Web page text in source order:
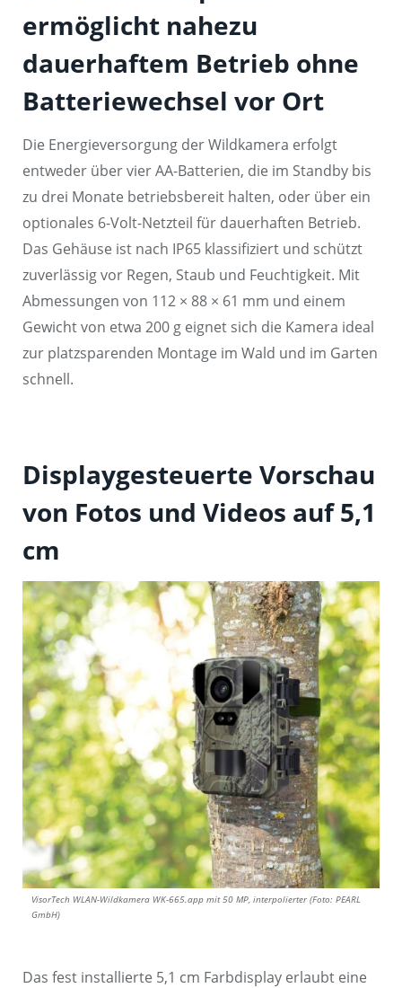
ermöglicht nahezu
dauerhaftem Betrieb ohne
Batteriewechsel vor Ort
Die Energieversorgung der Wildkamera erfolgt
entweder über vier AA-Batterien, die im Standby bis
zu drei Monate betriebsbereit halten, oder über ein
optionales 6-Volt-Netzteil für dauerhaften Betrieb.
Das Gehäuse ist nach IP65 klassifiziert und schützt
zuverlässig vor Regen, Staub und Feuchtigkeit. Mit
Abmessungen von 112 × 88 × 61 mm und einem
Gewicht von etwa 200 g eignet sich die Kamera ideal
zur platzsparenden Montage im Wald und im Garten
schnell.
Displaygesteuerte Vorschau
von Fotos und Videos auf 5,1
cm
VisorTech WLAN-Wildkamera WK-665.app mit 50 MP, interpolierter (Foto: PEARL
GmbH)
Das fest installierte 5,1 cm Farbdisplay erlaubt eine